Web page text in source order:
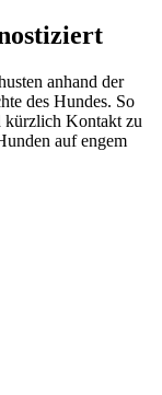
anhand der
des Hundes. So
kürzlich Kontakt zu
auf engem